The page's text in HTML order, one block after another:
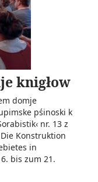
knigłow
domje
pśinoski k
nr. 13 z
Konstruk­tion
in
bis zum 21.